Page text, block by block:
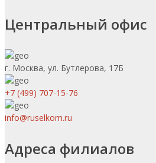
Центральный офис
г. Москва, ул. Бутлерова, 17Б
+7 (499) 707-15-76
info@ruselkom.ru
Адреса филиалов